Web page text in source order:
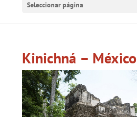
Seleccionar página
Kinichná – México